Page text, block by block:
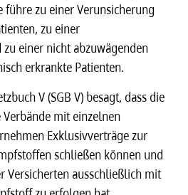
zu einer Verunsicherung
zu einer
einer nicht abzuwägenden
erkrankte Patienten.
V (SGB V) besagt, dass die
mit einzelnen
Exklusivverträge zur
schließen können und
Versicherten ausschließlich mit